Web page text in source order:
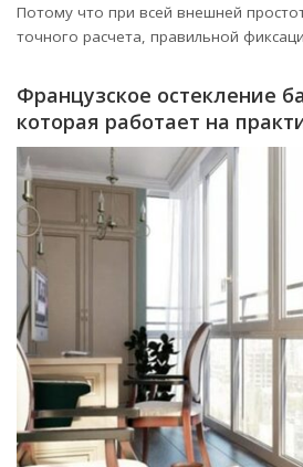
Потому что при всей внешней
точного расчета, правильной
Французское остекление
которая работает на